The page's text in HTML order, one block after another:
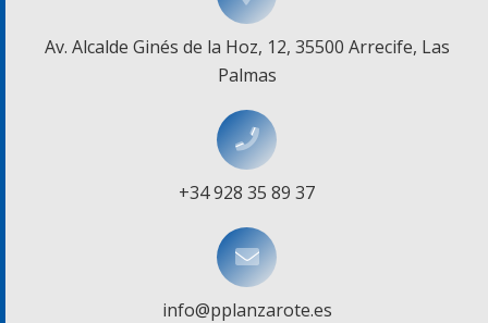
Av. Alcalde Ginés de la Hoz, 12, 35500 Arrecife, Las
Palmas
+34 928 35 89 37
info@pplanzarote.es